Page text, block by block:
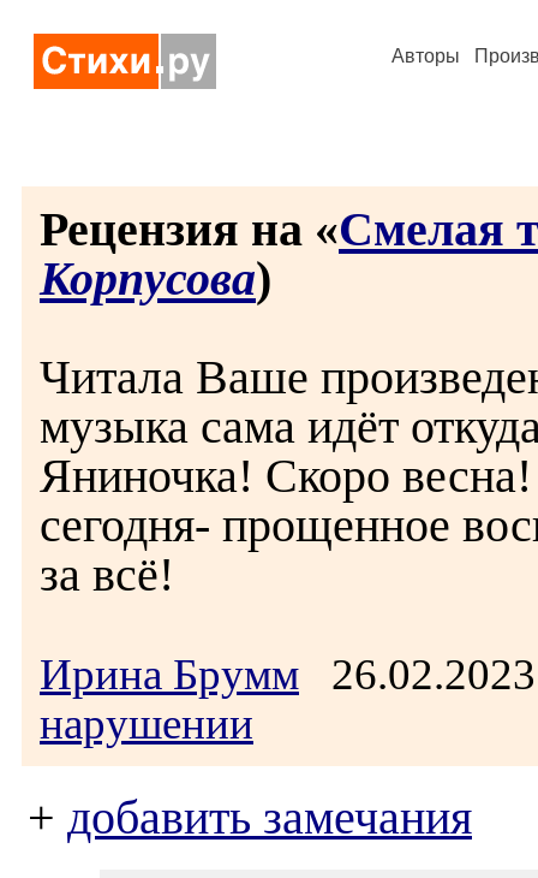
Авторы
Рецензия на «Смелая
Корпусова)
Читала Ваше
музыка сама идёт
Яниночка! Скоро
сегодня- прощенное
за всё!
Ирина Брумм
нарушении
+ добавить замечания